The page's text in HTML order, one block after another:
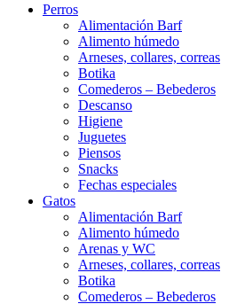
Perros
Alimentación Barf
Alimento húmedo
Arneses, collares, correas
Botika
Comederos – Bebederos
Descanso
Higiene
Juguetes
Piensos
Snacks
Fechas especiales
Gatos
Alimentación Barf
Alimento húmedo
Arenas y WC
Arneses, collares, correas
Botika
Comederos – Bebederos